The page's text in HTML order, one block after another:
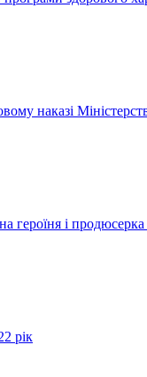
наказі
героїня і
рік